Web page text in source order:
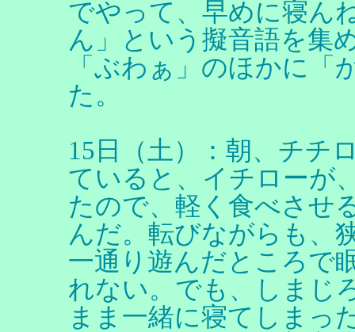
でやって、早めに寝ん
ん」という擬音語を集
「ぶわぁ」のほかに「
た。
15日（土）：朝、チチ
ていると、イチローが
たので、軽く食べさせ
んだ。転びながらも、
一通り遊んだところで
れない。でも、しまじ
まま一緒に寝てしまっ